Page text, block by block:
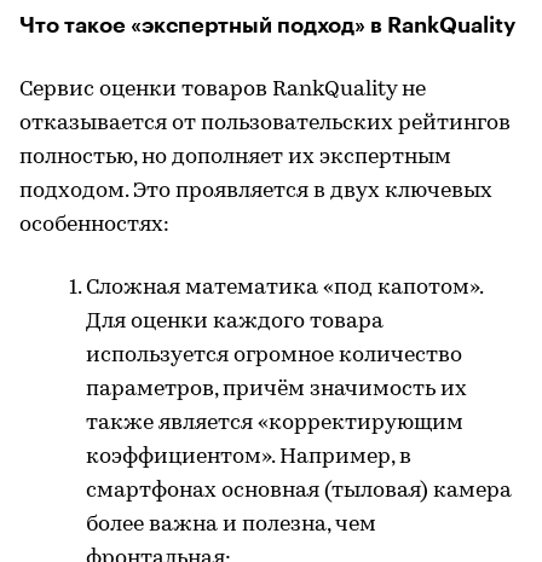
Что такое «экспертный подход» в RankQuality
Сервис оценки товаров RankQuality не
отказывается от пользовательских рейтингов
полностью, но дополняет их экспертным
подходом. Это проявляется в двух ключевых
особенностях:
Сложная математика «под капотом».
Для оценки каждого товара
используется огромное количество
параметров, причём значимость их
также является «корректирующим
коэффициентом». Например, в
смартфонах основная (тыловая) камера
более важна и полезна, чем